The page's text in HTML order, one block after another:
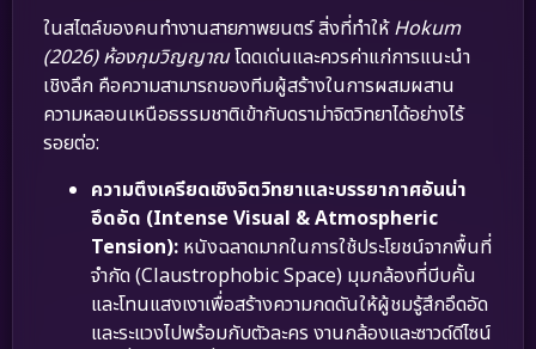
ในสไตล์ของคนทำงานสายภาพยนตร์ สิ่งที่ทำให้Hokum
(2026) ห้องกุมวิญญาณโดดเด่นและควรค่าแก่การแนะนำ
เชิงลึก คือความสามารถของทีมผู้สร้างในการผสมผสาน
ความหลอนเหนือธรรมชาติเข้ากับดราม่าจิตวิทยาได้อย่างไร้
รอยต่อ:
ความตึงเครียดเชิงจิตวิทยาและบรรยากาศอันน่า
อึดอัด (Intense Visual & Atmospheric
Tension): หนังฉลาดมากในการใช้ประโยชน์จากพื้นที่
จำกัด (Claustrophobic Space) มุมกล้องที่บีบคั้น
และโทนแสงเงาเพื่อสร้างความกดดันให้ผู้ชมรู้สึกอึดอัด
และระแวงไปพร้อมกับตัวละคร งานกล้องและซาวด์ดีไซน์